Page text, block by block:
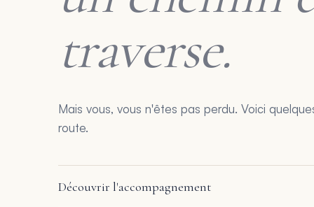
traverse.
Mais vous, vous n'êtes pas perdu. Voici
route.
Découvrir l'accompagnement